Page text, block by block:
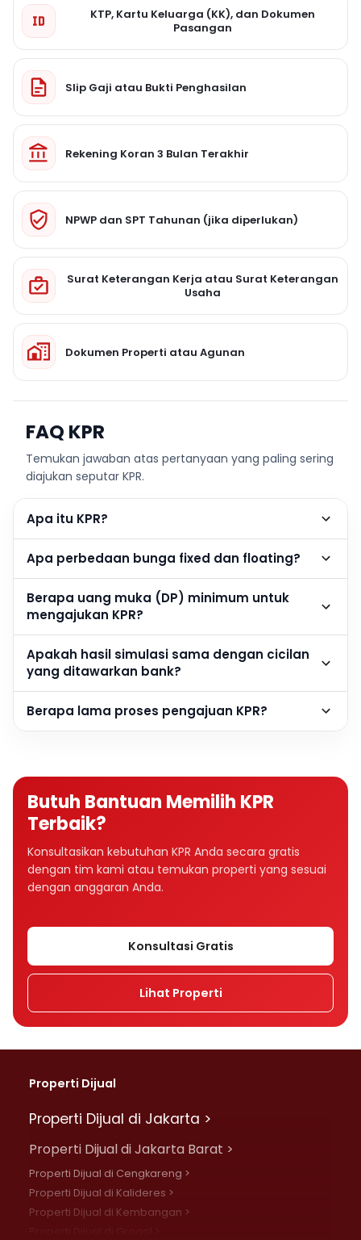
KTP, Kartu Keluarga (KK), dan Dokumen
Pasangan
Slip Gaji atau Bukti Penghasilan
Rekening Koran 3 Bulan Terakhir
NPWP dan SPT Tahunan (jika diperlukan)
Surat Keterangan Kerja atau Surat Keterangan
Usaha
Dokumen Properti atau Agunan
FAQ KPR
Temukan jawaban atas pertanyaan yang paling sering
diajukan seputar KPR.
Apa itu KPR?
Apa perbedaan bunga fixed dan floating?
Berapa uang muka (DP) minimum untuk
mengajukan KPR?
Apakah hasil simulasi sama dengan cicilan
yang ditawarkan bank?
Berapa lama proses pengajuan KPR?
Butuh Bantuan Memilih KPR
Terbaik?
Konsultasikan kebutuhan KPR Anda secara gratis
dengan tim kami atau temukan properti yang sesuai
dengan anggaran Anda.
Konsultasi Gratis
Lihat Properti
Properti Dijual
Properti Dijual di Jakarta >
Properti Dijual di Jakarta Barat >
Properti Dijual di Cengkareng >
Properti Dijual di Kalideres >
Properti Dijual di Kembangan >